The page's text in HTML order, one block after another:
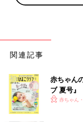
関連記事
赤ちゃん
ブ 夏号』
く！ おっ
赤ちゃん